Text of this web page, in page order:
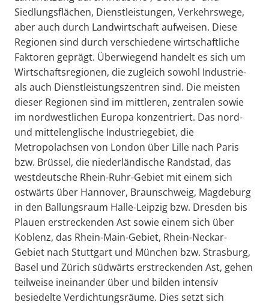
Siedlungsflächen, Dienstleistungen, Verkehrswege,
aber auch durch Landwirtschaft aufweisen. Diese
Regionen sind durch verschiedene wirtschaftliche
Faktoren geprägt. Überwiegend handelt es sich um
Wirtschaftsregionen, die zugleich sowohl Industrie-
als auch Dienstleistungszentren sind. Die meisten
dieser Regionen sind im mittleren, zentralen sowie
im nordwestlichen Europa konzentriert. Das nord-
und mittelenglische Industriegebiet, die
Metropolachsen von London über Lille nach Paris
bzw. Brüssel, die niederländische Randstad, das
westdeutsche Rhein-Ruhr-Gebiet mit einem sich
ostwärts über Hannover, Braunschweig, Magdeburg
in den Ballungsraum Halle-Leipzig bzw. Dresden bis
Plauen erstreckenden Ast sowie einem sich über
Koblenz, das Rhein-Main-Gebiet, Rhein-Neckar-
Gebiet nach Stuttgart und München bzw. Strasburg,
Basel und Zürich südwärts erstreckenden Ast, gehen
teilweise ineinander über und bilden intensiv
besiedelte Verdichtungsräume. Dies setzt sich